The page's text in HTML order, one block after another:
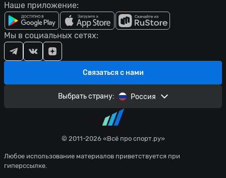
© 2011-2026 «Всё про спорт.ру»
Любое использование материалов приветствуется при
гиперссылке.
Наше приложение:
Связаться с нами
Мы в социальных сетях:
Выбрать страну: Россия